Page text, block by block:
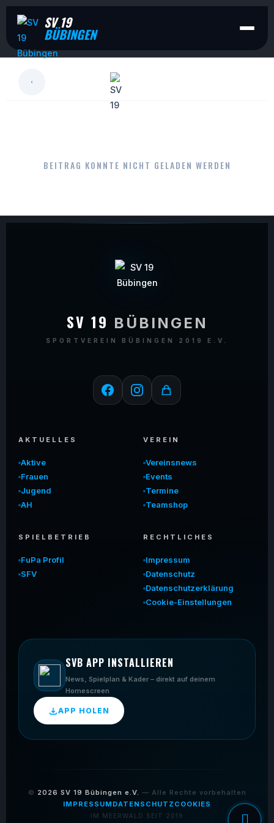
SV 19
BÜBINGEN
BEITRAG KONNTE NICHT GELADEN WERDEN
SV 19 BÜBINGEN
SPORTVEREIN BÜBINGEN 2019 E.V.
AKTUELLES
Aktive
Frauen
Jugend
AH
VEREIN
Vereinsnews
Events
Termine
Teamshop
SPIELBETRIEB
FuPa Profil
SFV
RECHTLICHES
Impressum
Datenschutz
Datenschutzerklärung
Cookie-Einstellungen
SVB APP INSTALLIEREN
News, Spielplan & Kader – direkt auf deinem
Homescreen
APP HOLEN
© 2026 SV 19 Bübingen e.V. — Alle Rechte vorbehalten
IMPRESSUM DATENSCHUTZ COOKIES
IM MEERWALD SEIT 2019